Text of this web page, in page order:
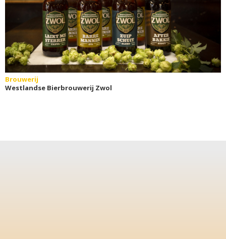
Brouwerij
Westlandse Bierbrouwerij Zwol